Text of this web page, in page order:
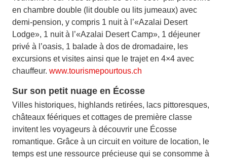
en chambre double (lit double ou lits jumeaux) avec
demi-pension, y compris 1 nuit à l’«Azalai Desert
Lodge», 1 nuit à l’«Azalai Desert Camp», 1 déjeuner
privé à l’oasis, 1 balade à dos de dromadaire, les
excursions et visites ainsi que le trajet en 4×4 avec
chauffeur. www.tourismepourtous.ch
Sur son petit nuage en Écosse
Villes historiques, highlands retirées, lacs pittoresques,
châteaux féériques et cottages de première classe
invitent les voyageurs à découvrir une Écosse
romantique. Grâce à un circuit en voiture de location, le
temps est une ressource précieuse qui se consomme à